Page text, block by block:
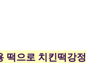
떡으로 치킨떡강정